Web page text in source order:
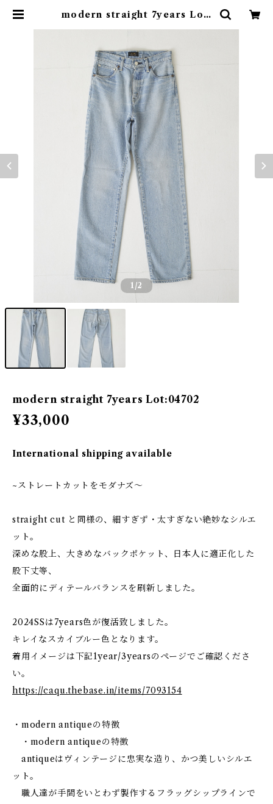
modern straight 7years Lot:
1 /2
modern straight 7years Lot:04702
¥33,000
International shipping available
~ストレートカットをモダナズ～
straight cut と同様の、細すぎず・太すぎない絶妙なシルエ
ット。
深めな股上、大きめなバックポケット、日本人に適正化した
股下丈等、
全面的にディテールバランスを刷新しました。
2024SSは7years色が復活致しました。
キレイなスカイブルー色となります。
着用イメージは下記1year/3yearsのページでご確認くださ
い。
https://caqu.thebase.in/items/7093154
・modern antiqueの特徴
・modern antiqueの特徴
antiqueはヴィンテージに忠実な造り、かつ美しいシルエ
ット。
職人達が手間をいとわず製作するフラッグシップラインで